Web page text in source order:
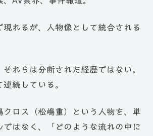
現れるが、人物像として統合される
それらは分断された経歴ではない。
続している。
クロス（松嶋重）という人物を、単
ではなく、「どのような流れの中に